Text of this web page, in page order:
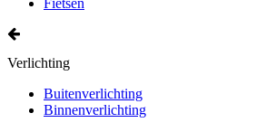
Fietsen
Verlichting
Buitenverlichting
Binnenverlichting